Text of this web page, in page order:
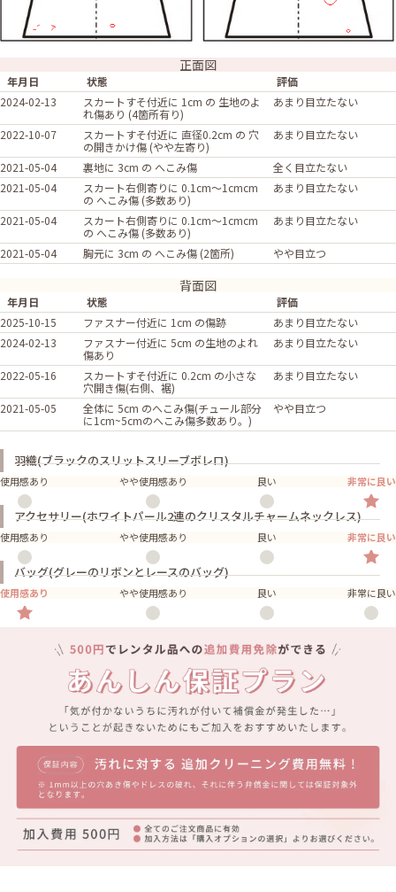
正面図
年月日 状態
評価
2024-02-13
スカートすそ付近に 1cm の 生地のよ
れ傷あり (4箇所有り)
あまり目立たない
2022-10-07
スカートすそ付近に 直径0.2cm の 穴
の開きかけ傷 (やや左寄り)
あまり目立たない
2021-05-04 裏地に 3cm の へこみ傷
全く目立たない
2021-05-04
スカート右側寄りに 0.1cm〜1cmcm
の へこみ傷 (多数あり)
あまり目立たない
2021-05-04
スカート右側寄りに 0.1cm〜1cmcm
の へこみ傷 (多数あり)
あまり目立たない
2021-05-04 胸元に 3cm の へこみ傷 (2箇所) やや目立つ
背面図
年月日 状態
評価
2025-10-15
ファスナー付近に 1cm の傷跡
あまり目立たない
2024-02-13
ファスナー付近に 5cm の生地のよれ
傷あり
あまり目立たない
2022-05-16
スカートすそ付近に 0.2cm の小さな
穴開き傷(右側、裾)
あまり目立たない
2021-05-05
全体に 5cm のへこみ傷(チュール部分
に1cm~5cmのへこみ傷多数あり。)
やや目立つ
羽織(ブラックのスリットスリーブボレロ)
使用感あり やや使用感あり 良い 非常に良い
アクセサリー(ホワイトパール2連のクリスタルチャームネックレス)
使用感あり やや使用感あり 良い 非常に良い
バッグ(グレーのリボンとレースのバッグ)
使用感あり やや使用感あり 良い 非常に良い